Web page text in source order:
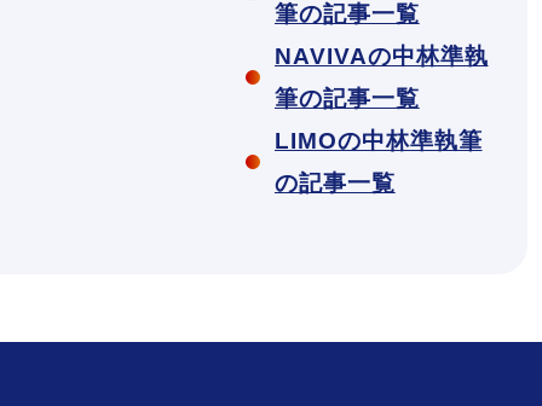
筆の記事一覧
NAVIVAの中林準執
筆の記事一覧
LIMOの中林準執筆
の記事一覧